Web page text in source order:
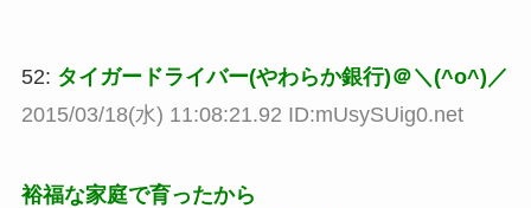
52: タイガードライバー(やわらか銀行)＠＼(^o^)／
2015/03/18(水) 11:08:21.92 ID:mUsySUig0.net
裕福な家庭で育ったから